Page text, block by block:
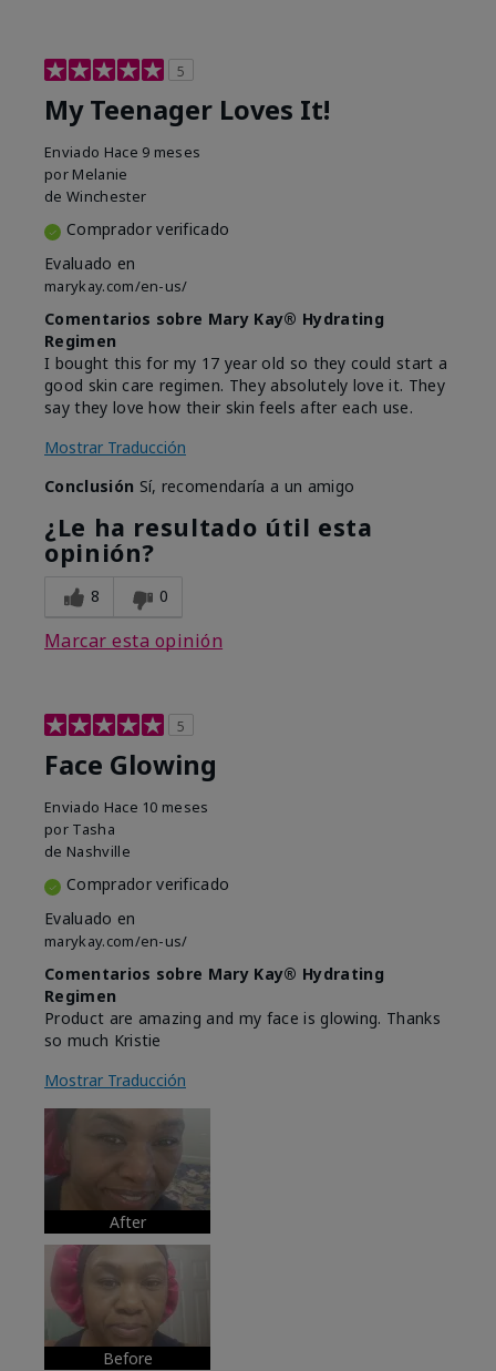
5
My Teenager Loves It!
Enviado Hace 9 meses
por Melanie
de Winchester
Comprador verificado
Evaluado en
marykay.com/en-us/
Comentarios sobre Mary Kay® Hydrating
Regimen
I bought this for my 17 year old so they could start a
good skin care regimen. They absolutely love it. They
say they love how their skin feels after each use.
Mostrar Traducción
Conclusión Sí, recomendaría a un amigo
¿Le ha resultado útil esta
opinión?
8 0
Marcar esta opinión
5
Face Glowing
Enviado Hace 10 meses
por Tasha
de Nashville
Comprador verificado
Evaluado en
marykay.com/en-us/
Comentarios sobre Mary Kay® Hydrating
Regimen
Product are amazing and my face is glowing. Thanks
so much Kristie
Mostrar Traducción
After
Before